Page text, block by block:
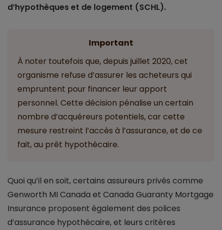
d’hypothèques et de logement (SCHL).
Important
À noter toutefois que, depuis juillet 2020, cet
organisme refuse d’assurer les acheteurs qui
empruntent pour financer leur apport
personnel. Cette décision pénalise un certain
nombre d’acquéreurs potentiels, car cette
mesure restreint l’accès à l’assurance, et de ce
fait, au prêt hypothécaire.
Quoi qu’il en soit, certains assureurs privés comme
Genworth MI Canada et Canada Guaranty Mortgage
Insurance proposent également des polices
d’assurance hypothécaire, et leurs critères